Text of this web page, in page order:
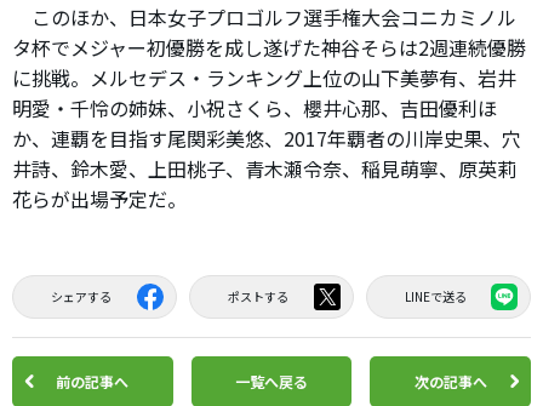
このほか、日本女子プロゴルフ選手権大会コニカミノル
タ杯でメジャー初優勝を成し遂げた神谷そらは2週連続優勝
に挑戦。メルセデス・ランキング上位の山下美夢有、岩井
明愛・千怜の姉妹、小祝さくら、櫻井心那、吉田優利ほ
か、連覇を目指す尾関彩美悠、2017年覇者の川岸史果、穴
井詩、鈴木愛、上田桃子、青木瀬令奈、稲見萌寧、原英莉
花らが出場予定だ。
シェアする ポストする LINEで送る
前の記事へ 一覧へ戻る 次の記事へ